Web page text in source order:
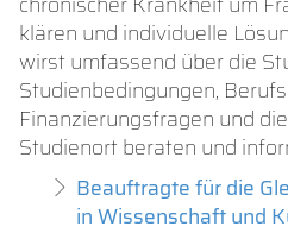
klären und individuelle
wirst umfassend über die
Studienbedingungen,
Finanzierungsfragen und
Studienort beraten und
Beauftragte für die
in Wissenschaft und